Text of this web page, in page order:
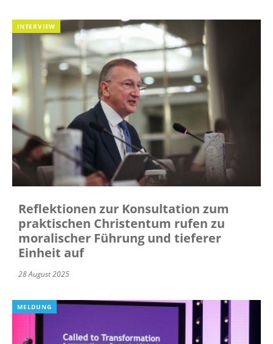
INTERVIEW
Reflektionen zur Konsultation zum
praktischen Christentum rufen zu
moralischer Führung und tieferer
Einheit auf
28 August 2025
MELDUNG